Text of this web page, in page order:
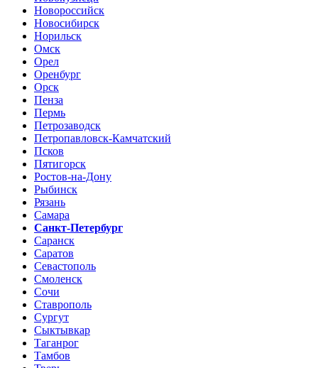
Новороссийск
Новосибирск
Норильск
Омск
Орел
Оренбург
Орск
Пенза
Пермь
Петрозаводск
Петропавловск-Камчатский
Псков
Пятигорск
Ростов-на-Дону
Рыбинск
Рязань
Самара
Санкт-Петербург
Саранск
Саратов
Севастополь
Смоленск
Сочи
Ставрополь
Сургут
Сыктывкар
Таганрог
Тамбов